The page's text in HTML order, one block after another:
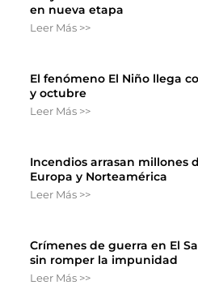
en nueva etapa
Leer Más >>
El fenómeno El Niño llega
y octubre
Leer Más >>
Incendios arrasan millones
Europa y Norteamérica
Leer Más >>
Crímenes de guerra en El
sin romper la impunidad
Leer Más >>